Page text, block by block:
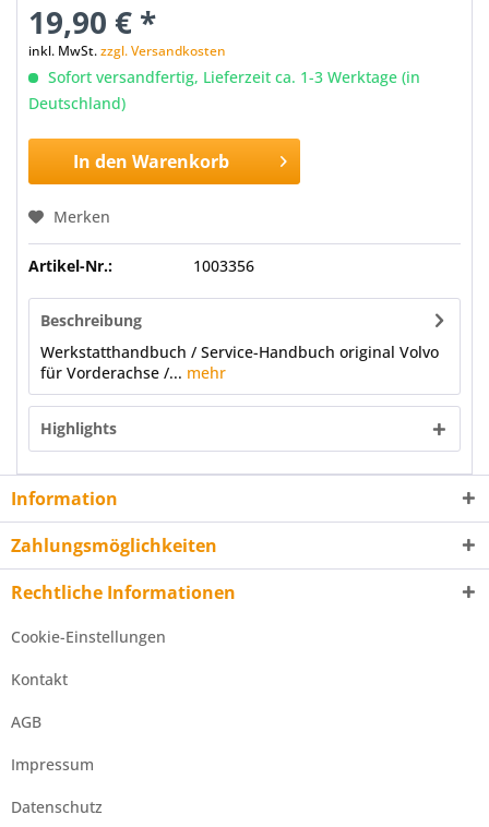
19,90 € *
inkl. MwSt.zzgl. Versandkosten
Sofort versandfertig, Lieferzeit ca. 1-3 Werktage (in
Deutschland)
In den Warenkorb
Merken
Artikel-Nr.: 1003356
Beschreibung
Werkstatthandbuch / Service-Handbuch original Volvo
für Vorderachse /... mehr
Highlights
Information
Zahlungsmöglichkeiten
Rechtliche Informationen
Cookie-Einstellungen
Kontakt
AGB
Impressum
Datenschutz